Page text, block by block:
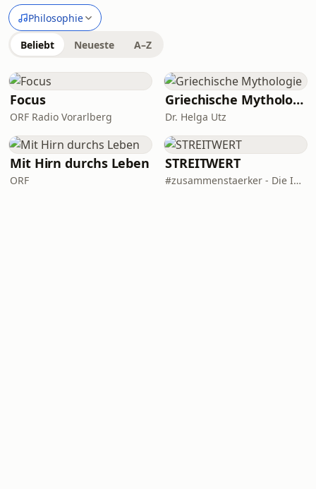
Philosophie
Beliebt Neueste A–Z
Focus
ORF Radio Vorarlberg
Griechische Mythologie
Dr. Helga Utz
Mit Hirn durchs Leben
ORF
STREITWERT
#zusammenstaerker - Die Initiative für eine Politik der Vernunft.